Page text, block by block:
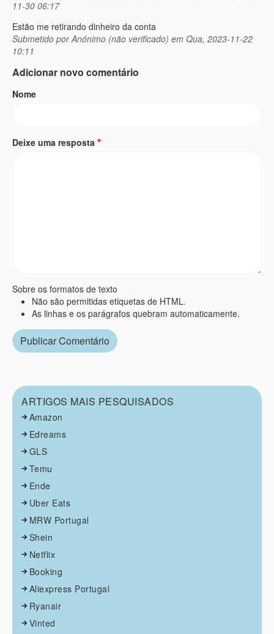
11-30 06:17
Estão me retirando dinheiro da conta
Submetido porAnónimo (não verificado) em Qua, 2023-11-22
10:11
Adicionar novo comentário
Nome
Deixe uma resposta
Sobre os formatos de texto
Não são permitidas etiquetas de HTML.
As linhas e os parágrafos quebram automaticamente.
ARTIGOS MAIS PESQUISADOS
Amazon
Edreams
GLS
Temu
Ende
Uber Eats
MRW Portugal
Shein
Netflix
Booking
Aliexpress Portugal
Ryanair
Vinted